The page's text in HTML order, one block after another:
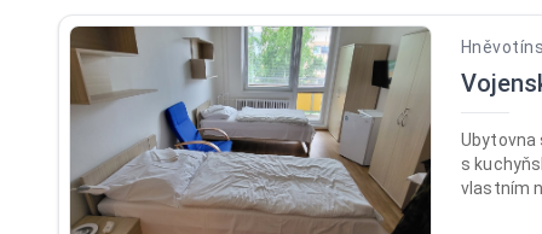
Ubytovna
s
vlastním